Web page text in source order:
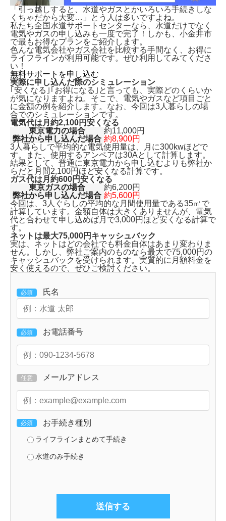
「引っ越しすると、水道やガスとかいろいろ手続きしな
くちゃだから大変…」とう人は多いですよね。
私たち全国水道サポートセンターなら、水道だけでなく
電気やガスの申し込みも一度で完了！しかも、 小金井市
で最もお得なプランをご紹介します。
色んな電気会社やガス会社を比較する手間なく、お得に
ライフラインが利用可能です。ぜひ利用してみてくださ
い！
無料サポートを申し込む
実際に申し込んだ際のシミュレーション
｢安くなる｣｢お得になる｣と言っても、実際どのくらいか
が気になりますよね。そこで、電気やガスなど項目ごと
に金額の例を紹介します。なお、今回は3人暮らしの場
合でのシミュレーションです。
電気代は月約2,100円安くなる
東京電力の場合
約11,000円
弊社から申し込んだ場合 約8,900円
3人暮らしで平均的な電気使用量は、月に300kwほどで
す。また、使用するアンペアは30Aとして計算します。
結果として、普通に東京電力から申し込むよりも弊社か
らだと月間2,100円ほど安くなる計算です。
ガス代は月約600円安くなる
東京ガスの場合
約6,200円
弊社から申し込んだ場合 約5,600円
今回は、3人ぐらしの平均的な月間使用量である35㎥で
計算しています。金額自体は大きくありませんが、 電気
代と合わせて申し込めば月で3,000円ほど安くなる計算で
す。
ネットは最大75,000円キャッシュバック
実は、ネットはどの会社でも料金自体はあまり変わりま
せん。しかし、弊社ご案内のものなら最大で75,000円の
キャッシュバックを受けられます。 実質的に月額料金を
安く使えるので、ぜひご検討ください。
必須 氏名
必須 お電話番号
任意 メールアドレス
必須 お手続き種別
ライフラインまとめて手続き
水道のみ手続き